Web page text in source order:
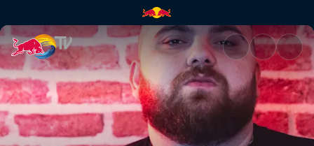
Red Bull 64 Bars Kamera